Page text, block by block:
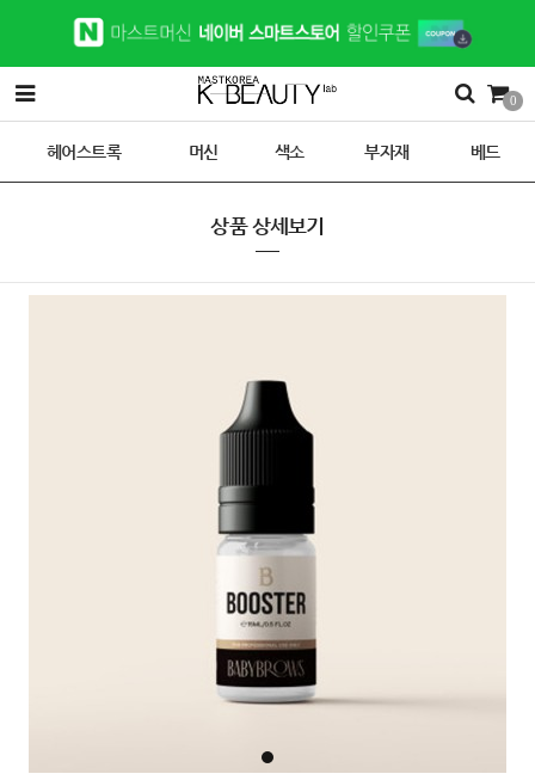
0
헤어스트록 머신 색소 부자재 베드
상품 상세보기